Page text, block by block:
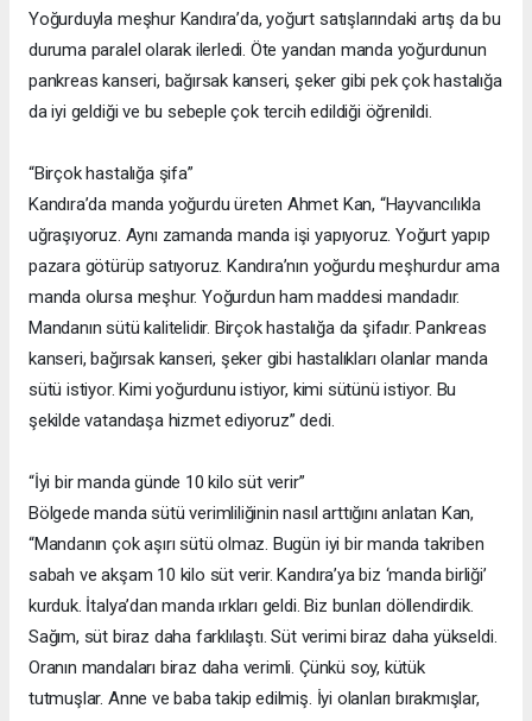
Yoğurduyla meşhur Kandıra’da, yoğurt satışlarındaki artış da bu
duruma paralel olarak ilerledi. Öte yandan manda yoğurdunun
pankreas kanseri, bağırsak kanseri, şeker gibi pek çok hastalığa
da iyi geldiği ve bu sebeple çok tercih edildiği öğrenildi.
“Birçok hastalığa şifa”
Kandıra’da manda yoğurdu üreten Ahmet Kan, “Hayvancılıkla
uğraşıyoruz. Aynı zamanda manda işi yapıyoruz. Yoğurt yapıp
pazara götürüp satıyoruz. Kandıra’nın yoğurdu meşhurdur ama
manda olursa meşhur. Yoğurdun ham maddesi mandadır.
Mandanın sütü kalitelidir. Birçok hastalığa da şifadır. Pankreas
kanseri, bağırsak kanseri, şeker gibi hastalıkları olanlar manda
sütü istiyor. Kimi yoğurdunu istiyor, kimi sütünü istiyor. Bu
şekilde vatandaşa hizmet ediyoruz” dedi.
“İyi bir manda günde 10 kilo süt verir”
Bölgede manda sütü verimliliğinin nasıl arttığını anlatan Kan,
“Mandanın çok aşırı sütü olmaz. Bugün iyi bir manda takriben
sabah ve akşam 10 kilo süt verir. Kandıra’ya biz ‘manda birliği’
kurduk. İtalya’dan manda ırkları geldi. Biz bunları döllendirdik.
Sağım, süt biraz daha farklılaştı. Süt verimi biraz daha yükseldi.
Oranın mandaları biraz daha verimli. Çünkü soy, kütük
tutmuşlar. Anne ve baba takip edilmiş. İyi olanları bırakmışlar,